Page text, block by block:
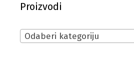
Proizvodi
Odaberi kategoriju